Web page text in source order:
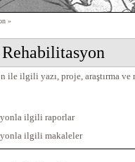
»
ile ilgili yazı, proje, araştırma ve
ilgili raporlar
ilgili makaleler